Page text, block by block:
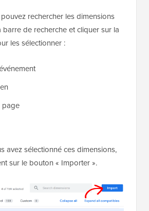
une option pour rechercher
haut.
pouvez rechercher les dimensions
barre de recherche et cliquer sur la
avez sélectionné ces dimensions,
sur le bouton « Importer ».